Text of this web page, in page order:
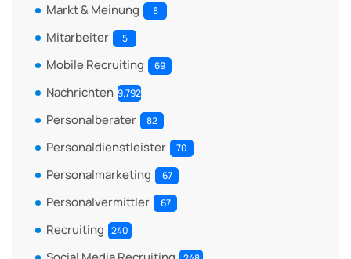
Markt & Meinung 8
Mitarbeiter 5
Mobile Recruiting 69
Nachrichten 9.792
Personalberater 82
Personaldienstleister 70
Personalmarketing 67
Personalvermittler 67
Recruiting 240